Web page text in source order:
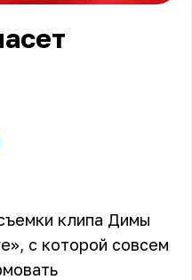
клипа Димы
с которой совсем